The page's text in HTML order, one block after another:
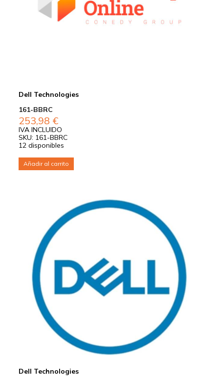
Dell Technologies
161-BBRC
253,98 €
IVA INCLUIDO
SKU: 161-BBRC
12 disponibles
Añadir al carrito
Dell Technologies